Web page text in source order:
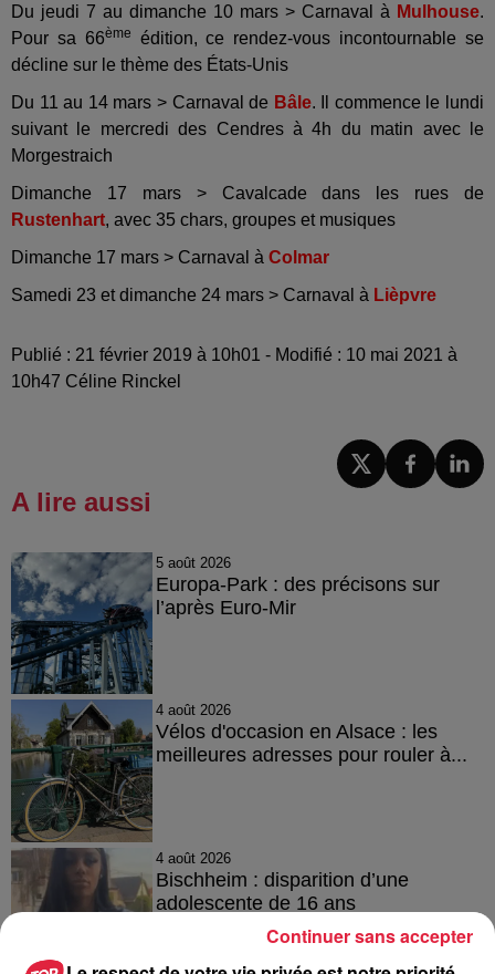
Du jeudi 7 au dimanche 10 mars > Carnaval à Mulhouse.
Pour sa 66ème
édition, ce rendez-vous incontournable se
décline sur le thème des États-Unis
Du 11 au 14 mars > Carnaval de Bâle. Il commence le lundi
suivant le mercredi des Cendres à 4h du matin avec le
Morgestraich
Dimanche 17 mars > Cavalcade dans les rues de
Rustenhart, avec 35 chars, groupes et musiques
Dimanche 17 mars > Carnaval à Colmar
Samedi 23 et dimanche 24 mars > Carnaval à Lièpvre
Publié : 21 février 2019 à 10h01 - Modifié : 10 mai 2021 à
10h47 Céline Rinckel
A lire aussi
5 août 2026
Europa-Park : des précisons sur
l’après Euro-Mir
4 août 2026
Vélos d'occasion en Alsace : les
meilleures adresses pour rouler à...
4 août 2026
Bischheim : disparition d’une
adolescente de 16 ans
Continuer sans accepter